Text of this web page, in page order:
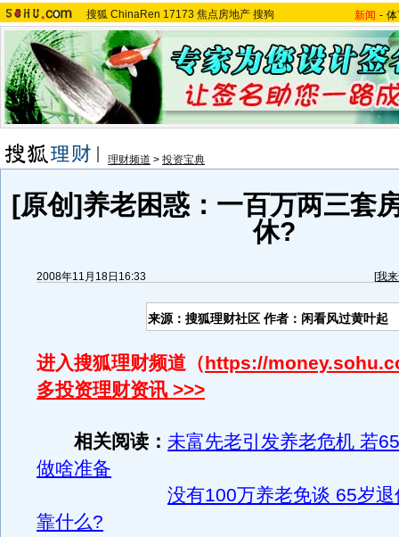
搜狐 ChinaRen 17173 焦点房地产 搜狗 新闻 -
理财频道 > 投资宝典
[原创]养老困惑：一百万两三套
休?
2008年11月18日16:33 [我
来源：搜狐理财社区 作者：闲看风过黄叶起
进入搜狐理财频道（https://
多投资理财资讯 >>>
相关阅读： 未富先老引发养老危机 若
做啥准备
没有100万养老免谈 65岁
靠什么?